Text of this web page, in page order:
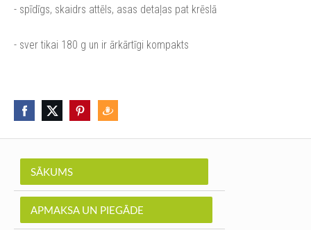
SĀKUMS
APMAKSA UN PIEGĀDE
- spīdīgs, skaidrs attēls, asas detaļas pat krēslā
- sver tikai 180 g un ir ārkārtīgi kompakts